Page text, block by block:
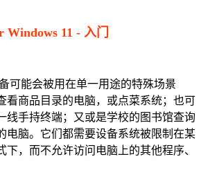
11 - 入门
能会被用在单一用途的特殊场景
看商品目录的电脑，或点菜系统；也可
线手持终端；又或是学校的图书馆查询
电脑。它们都需要设备系统被限制在某
下，而不允许访问电脑上的其他程序、